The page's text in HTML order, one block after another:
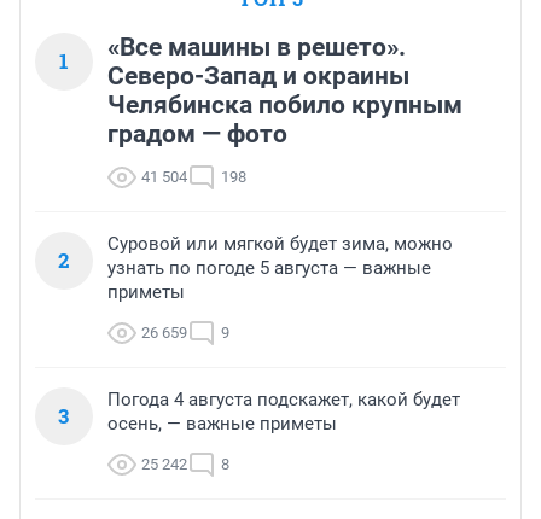
1
«Все машины в решето».
Северо-Запад и окраины
Челябинска побило крупным
градом — фото
41 504 198
2
Суровой или мягкой будет зима, можно
узнать по погоде 5 августа — важные
приметы
26 659 9
3
Погода 4 августа подскажет, какой будет
осень, — важные приметы
25 242 8